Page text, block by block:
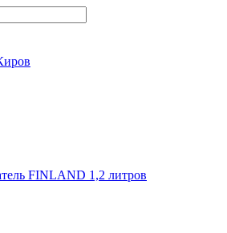
FINLAND 1,2 литров